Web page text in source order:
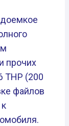
прочих
THP (200
файлов